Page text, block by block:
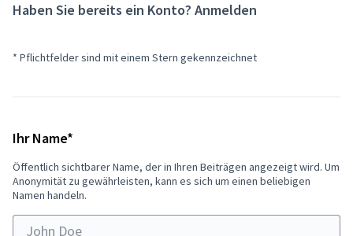
Haben Sie bereits ein Konto? Anmelden
* Pflichtfelder sind mit einem Stern gekennzeichnet
ein
sind,
ignorieren
Sie
dieses
Feld
Ihr Name*
Öffentlich sichtbarer Name, der in Ihren Beiträgen angezeigt wird. Um
Anonymität zu gewährleisten, kann es sich um einen beliebigen
Namen handeln.